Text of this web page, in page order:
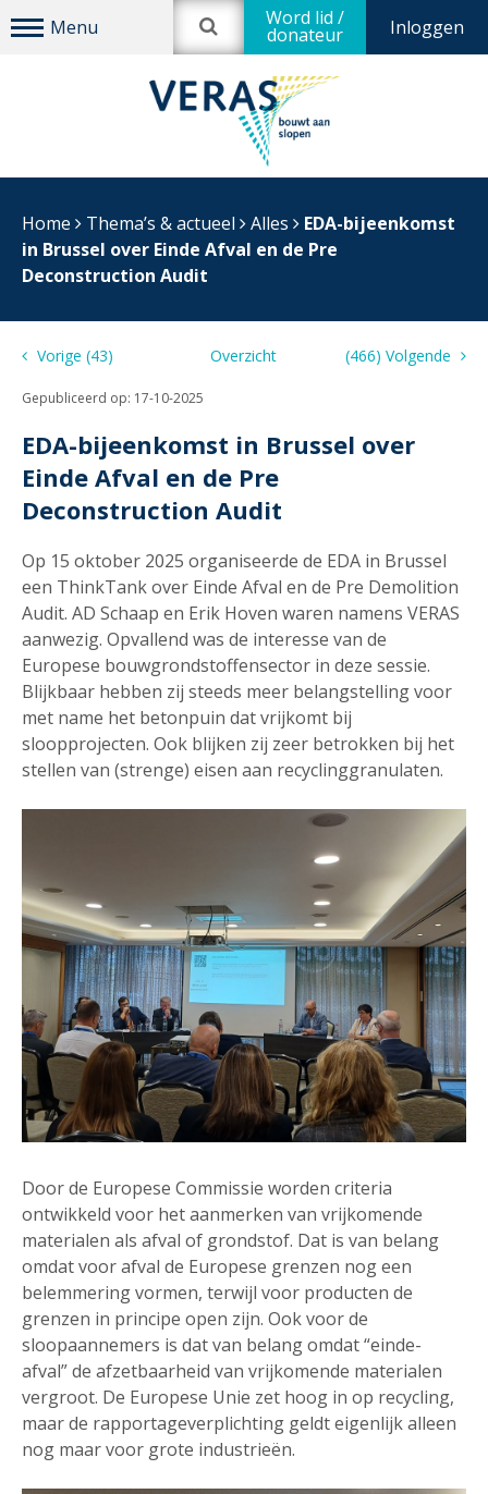
Inloggen
Word lid /
donateur
Home Thema’s & actueel Alles
EDA-bijeenkomst
in Brussel over Einde Afval en de Pre
Deconstruction Audit
Vorige (43) Overzicht (466) Volgende
Gepubliceerd op: 17-10-2025
EDA-bijeenkomst in Brussel over
Einde Afval en de Pre
Deconstruction Audit
Op 15 oktober 2025 organiseerde de EDA in Brussel
een ThinkTank over Einde Afval en de Pre Demolition
Audit. AD Schaap en Erik Hoven waren namens VERAS
aanwezig. Opvallend was de interesse van de
Europese bouwgrondstoffensector in deze sessie.
Blijkbaar hebben zij steeds meer belangstelling voor
met name het betonpuin dat vrijkomt bij
sloopprojecten. Ook blijken zij zeer betrokken bij het
stellen van (strenge) eisen aan recyclinggranulaten.
Door de Europese Commissie worden criteria
ontwikkeld voor het aanmerken van vrijkomende
materialen als afval of grondstof. Dat is van belang
omdat voor afval de Europese grenzen nog een
belemmering vormen, terwijl voor producten de
grenzen in principe open zijn. Ook voor de
sloopaannemers is dat van belang omdat “einde-
afval” de afzetbaarheid van vrijkomende materialen
vergroot. De Europese Unie zet hoog in op recycling,
maar de rapportageverplichting geldt eigenlijk alleen
nog maar voor grote industrieën.